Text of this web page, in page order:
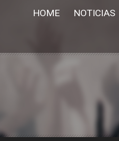
HOME NOTICIAS